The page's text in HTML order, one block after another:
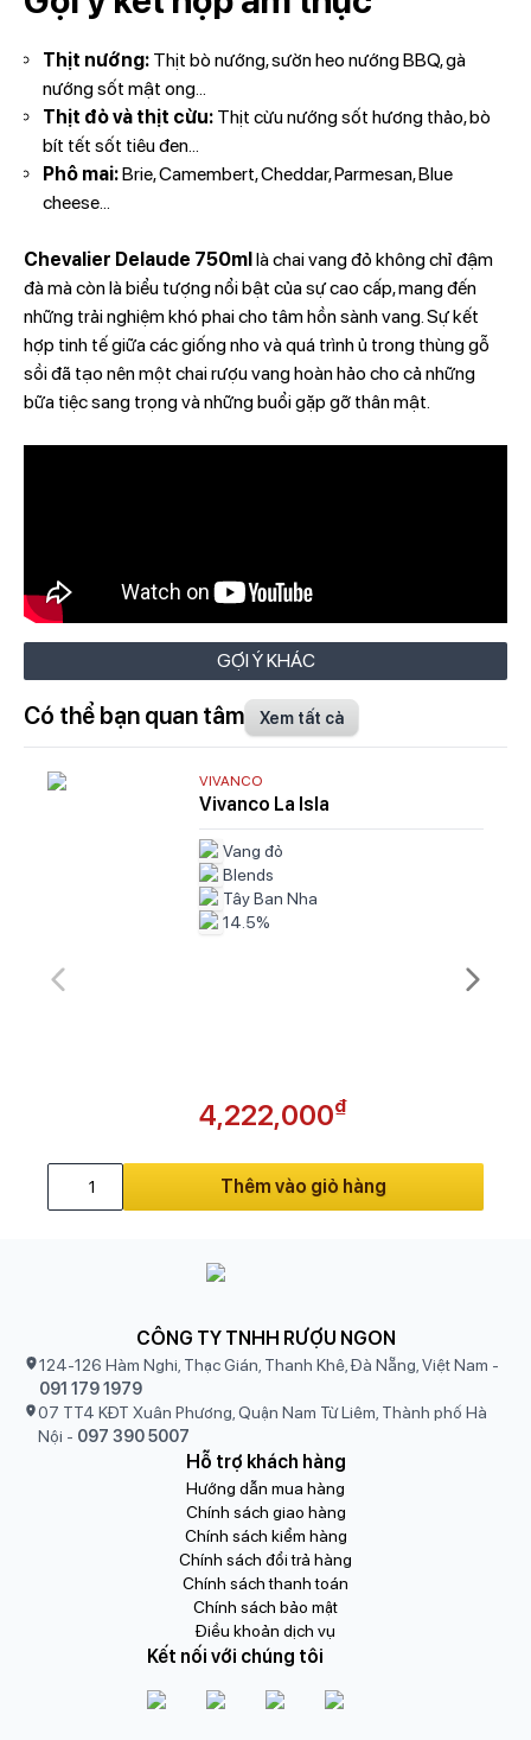
Thịt nướng: Thịt bò nướng, sườn heo nướng BBQ, gà
nướng sốt mật ong...
Thịt đỏ và thịt cừu: Thịt cừu nướng sốt hương thảo, bò
bít tết sốt tiêu đen...
Phô mai:Brie, Camembert, Cheddar, Parmesan, Blue
cheese...
Chevalier Delaude 750ml là chai vang đỏ không chỉ đậm
đà mà còn là biểu tượng nổi bật của sự cao cấp, mang đến
những trải nghiệm khó phai cho tâm hồn sành vang. Sự kết
hợp tinh tế giữa các giống nho và quá trình ủ trong thùng gỗ
sồi đã tạo nên một chai rượu vang hoàn hảo cho cả những
bữa tiệc sang trọng và những buổi gặp gỡ thân mật.
GỢI Ý KHÁC
Có thể bạn quan tâm Xem tất cả
VIVANCO
Vivanco La Isla
Vang đỏ
Blends
Tây Ban Nha
14.5%
4,222,000₫
Thêm vào giỏ hàng
CÔNG TY TNHH RƯỢU NGON
124-126 Hàm Nghi, Thạc Gián, Thanh Khê, Đà Nẵng, Việt Nam -
091 179 1979
07 TT4 KĐT Xuân Phương, Quận Nam Từ Liêm, Thành phố Hà
Nội - 097 390 5007
Hỗ trợ khách hàng
Hướng dẫn mua hàng
Chính sách giao hàng
Chính sách kiểm hàng
Chính sách đổi trả hàng
Chính sách thanh toán
Chính sách bảo mật
Điều khoản dịch vụ
Kết nối với chúng tôi